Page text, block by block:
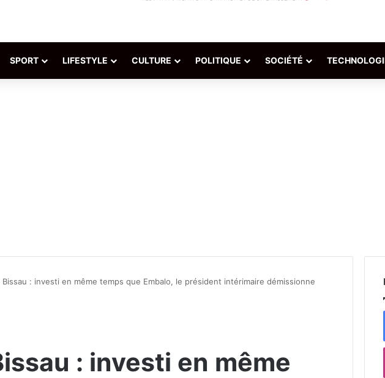
SPORT LIFESTYLE CULTURE POLITIQUE SOCIÉTÉ
Bissau : investi en même temps que Embalo, le président intérimaire démissionne
: investi en même